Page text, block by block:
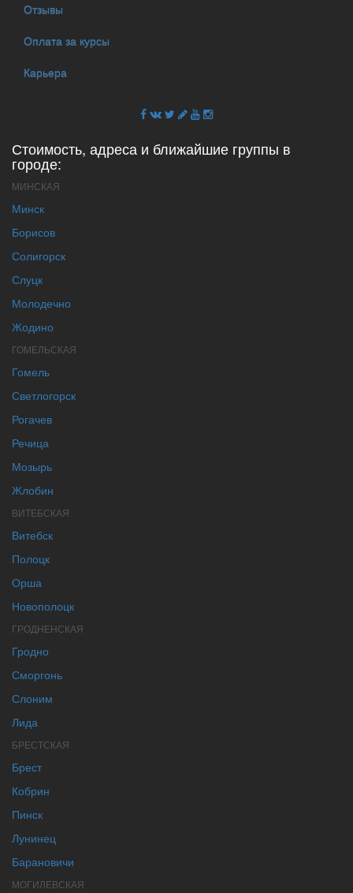
Отзывы
Оплата за курсы
Карьера
Стоимость, адреса и ближайшие группы в
городе:
МИНСКАЯ
Минск
Борисов
Солигорск
Слуцк
Молодечно
Жодино
ГОМЕЛЬСКАЯ
Гомель
Светлогорск
Рогачев
Речица
Мозырь
Жлобин
ВИТЕБСКАЯ
Витебск
Полоцк
Орша
Новополоцк
ГРОДНЕНСКАЯ
Гродно
Сморгонь
Слоним
Лида
БРЕСТСКАЯ
Брест
Кобрин
Пинск
Лунинец
Барановичи
МОГИЛЕВСКАЯ